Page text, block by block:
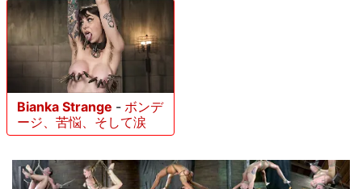
Bianka Strange - ボンデ
ージ、苦悩、そして涙